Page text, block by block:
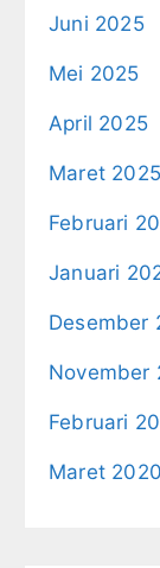
Juni 2025
Mei 2025
April 2025
Maret 2025
Februari
Januari
Desember
November
Februari
Maret 2020